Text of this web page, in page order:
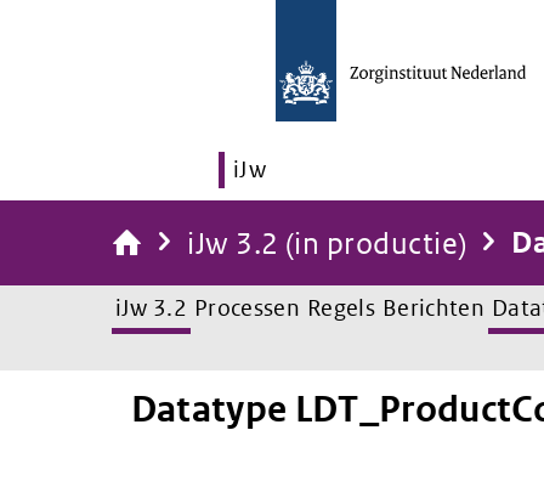
iJw
iJw 3.2 (in productie)
iJw 3.2 Processen Regels Berichten
Datatype